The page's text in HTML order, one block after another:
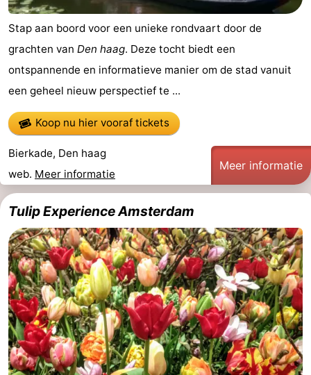
Stap aan boord voor een unieke rondvaart door de
grachten van Den haag. Deze tocht biedt een
ontspannende en informatieve manier om de stad vanuit
een geheel nieuw perspectief te ...
Koop nu hier vooraf tickets
Bierkade, Den haag
web. Meer informatie
Meer informatie
Tulip Experience Amsterdam